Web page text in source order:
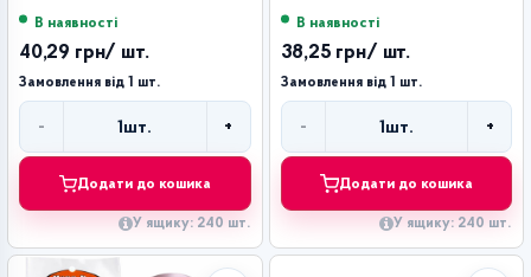
В наявності
40,29 грн/ шт.
Замовлення від 1 шт.
- 1 шт. +
Додати до кошика
У ящику: 240 шт.
В наявності
38,25 грн/ шт.
Замовлення від 1 шт.
- 1 шт. +
Додати до кошика
У ящику: 240 шт.